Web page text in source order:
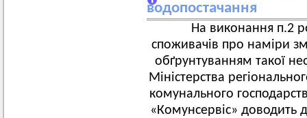
водопостачання
На виконання п.2
споживачів про наміри
обґрунтуванням такої
Міністерства
комунального
«Комунсервіс» доводить